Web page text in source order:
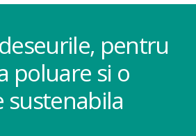
pentru
poluare si o
sustenabila